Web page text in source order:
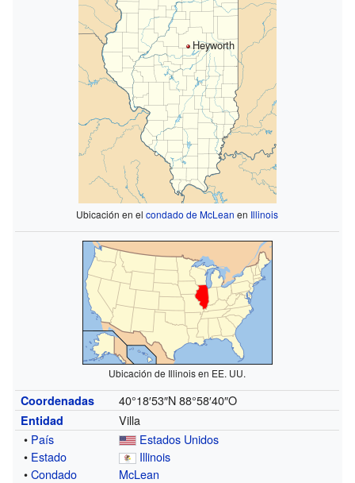
Heyworth
Ubicación en elcondado de McLean en Illinois
Ubicación de Illinois en EE. UU.
Coordenadas 40°18′53″N 88°58′40″O
Entidad
Villa
• País
Estados Unidos
• Estado
Illinois
•Condado McLean